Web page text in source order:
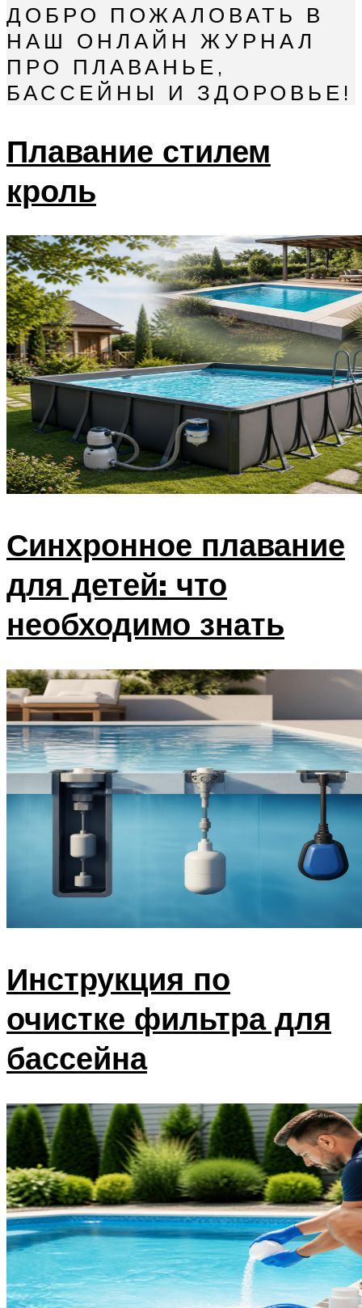
ДОБРО ПОЖАЛОВАТЬ В
НАШ ОНЛАЙН ЖУРНАЛ
ПРО ПЛАВАНЬЕ,
БАССЕЙНЫ И ЗДОРОВЬЕ!
Плавание стилем
кроль
Синхронное плавание
для детей: что
необходимо знать
Инструкция по
очистке фильтра для
бассейна